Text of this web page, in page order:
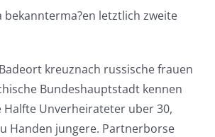
letztlich zweite
kreuznach russische frauen
Bundeshauptstadt kennen
Halfte Unverheirateter uber 30,
Handen jungere. Partnerborse